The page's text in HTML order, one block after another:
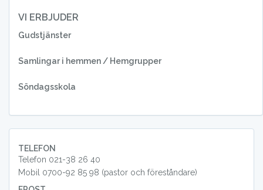
VI ERBJUDER
Gudstjänster
Samlingar i hemmen / Hemgrupper
Söndagsskola
TELEFON
Telefon 021-38 26 40
Mobil 0700-92 85 98 (pastor och föreståndare)